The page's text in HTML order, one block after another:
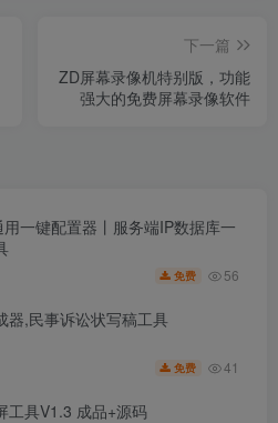
下一篇
ZD屏幕录像机特别版，功能
强大的免费屏幕录像软件
一键配置器丨服务端IP数据库一
免费 56
器,民事诉讼状写稿工具
免费 41
工具V1.3 成品+源码